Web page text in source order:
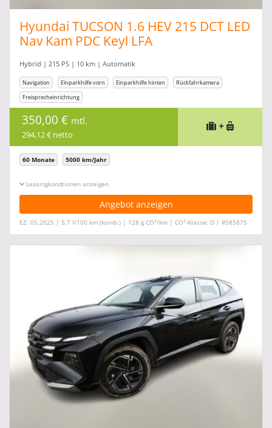
Hyundai TUCSON 1.6 HEV 215 DCT LED
Nav Kam PDC Keyl LFA
Hybrid | 215 PS | 10 km | Automatik
Navigation Einparkhilfe vorn Einparkhilfe hinten
Rückfahrkamera
Freisprecheinrichtung
350,00 € mtl.
294,12 € netto
+
60 Monate 5000 km/Jahr
Leasingkonditionen ein-/ausblenden
Angebot anzeigen
EZ: 05.2025 | 5,7 l/100 km (komb.) | 128 g CO2/km | CO2-Klasse: D | #585875